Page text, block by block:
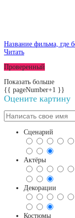
Название фильма, где
Читать
Проверенный
Показать больше
{{ pageNumber+1 }}
Оцените картину
Сценарий
Актёры
Декорации
Костюмы